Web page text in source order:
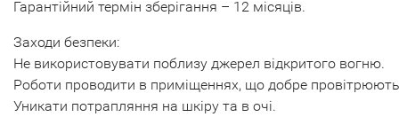
Гарантійний термін зберігання – 12 місяців.
Заходи безпеки:
Не використовувати поблизу джерел відкритого вогню.
Роботи проводити в приміщеннях, що добре
Уникати потрапляння на шкіру та в очі.